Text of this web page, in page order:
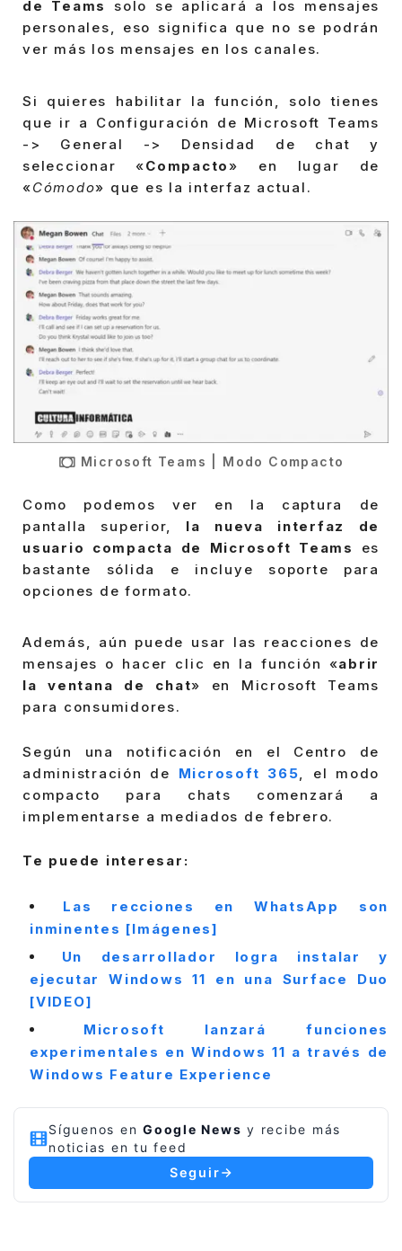
de Teams
solo se aplicará a los mensajes
personales, eso significa que no se podrán
ver más los mensajes en los canales.
Si quieres habilitar la función, solo tienes
que ir a Configuración de Microsoft Teams
-> General -> Densidad de chat y
seleccionar «Compacto» en lugar de
«Cómodo» que es la interfaz actual.
Microsoft Teams | Modo Compacto
Como podemos ver en la captura de
pantalla superior, la nueva interfaz de
usuario compacta de Microsoft Teams
es
bastante sólida e incluye soporte para
opciones de formato.
Además, aún puede usar las reacciones de
mensajes o hacer clic en la función «abrir
la ventana de chat» en Microsoft Teams
para consumidores.
Según una notificación en el Centro de
administración de Microsoft 365, el modo
compacto para chats comenzará a
implementarse a mediados de febrero.
Te puede interesar:
Las recciones en WhatsApp son
inminentes [Imágenes]
Un desarrollador logra instalar y
ejecutar Windows 11 en una Surface Duo
[VIDEO]
Microsoft lanzará funciones
experimentales en Windows 11 a través de
Windows Feature Experience
Síguenos en Google News y recibe más
noticias en tu feed
Seguir